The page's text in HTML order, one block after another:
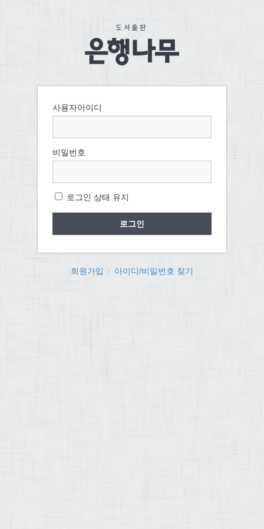
사용자아이디
비밀번호
로그인 상태 유지
회원가입 아이디/비밀번호 찾기